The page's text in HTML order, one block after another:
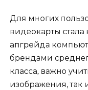
Для многих
видеокарты
апгрейда
брендами
класса, важно
изображения, так